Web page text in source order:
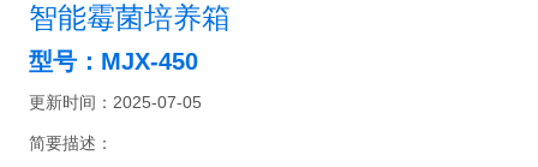
智能霉菌培养箱
型号：MJX-450
更新时间：2025-07-05
简要描述：